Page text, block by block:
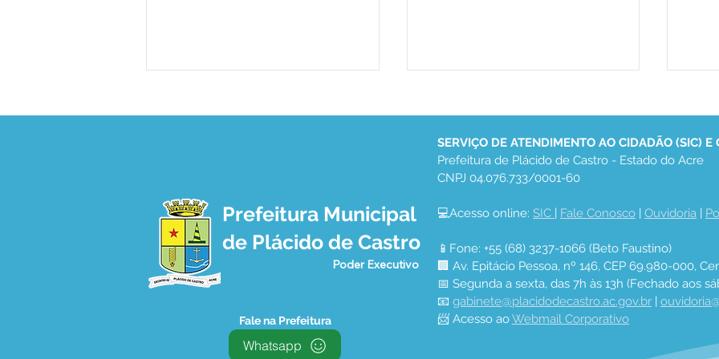
AÇÕES CONTRA A MALÁRIA
CONTINUAM!
NO BAIRRO CERRARIA -
Equipe de Endemias
e
Prefeitura Municipal
de Plácido de Castro
Poder Executivo
Fale na Prefeitura
Whatsapp
SERVIÇO DE ATENDIMENTO AO CIDADÃO (SIC) E
Prefeitura de Plácido de Castro - Estado do Acre
CNPJ 04.076.733/0001-60
💻Acesso online: SIC Fale Conosco Ouvidoria
📱Fone: +55 (68) 3237-1066 (Beto Faustino)
🏢 Av. Epitácio Pessoa, nº 146, CEP 69.980-000,
📅 Segunda a sexta, das 7h às 13h (Fechado aos
📧 gabinete@placidodecastro.ac.gov.br
📨 Acesso ao Webmail Corporativo